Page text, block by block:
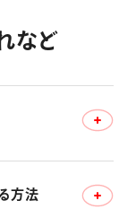
など
方法